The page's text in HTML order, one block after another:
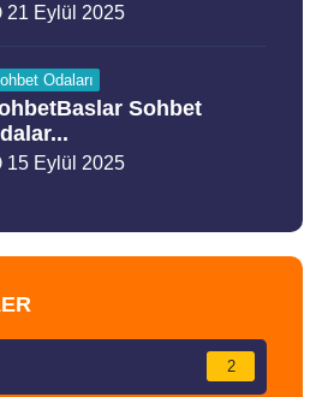
21 Eylül 2025
Odaları
Sohbet
15 Eylül 2025
2